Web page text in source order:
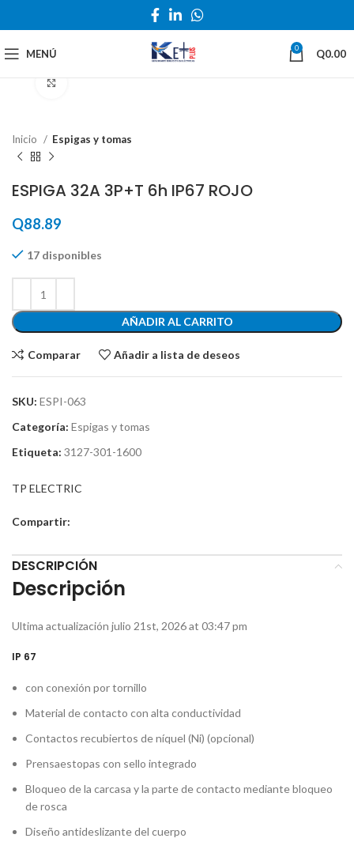
MENÚ 0 Q0.00
Inicio Espigas y tomas
ESPIGA 32A 3P+T 6h IP67 ROJO
Q88.89
17 disponibles
AÑADIR AL CARRITO
Comparar Añadir a lista de deseos
SKU: ESPI-063
Categoría: Espigas y tomas
Etiqueta: 3127-301-1600
TP ELECTRIC
Compartir:
DESCRIPCIÓN
Descripción
Ultima actualización julio 21st, 2026 at 03:47 pm
IP 67
con conexión por tornillo
Material de contacto con alta conductividad
Contactos recubiertos de níquel (Ni) (opcional)
Prensaestopas con sello integrado
Bloqueo de la carcasa y la parte de contacto mediante bloqueo
de rosca
Diseño antideslizante del cuerpo